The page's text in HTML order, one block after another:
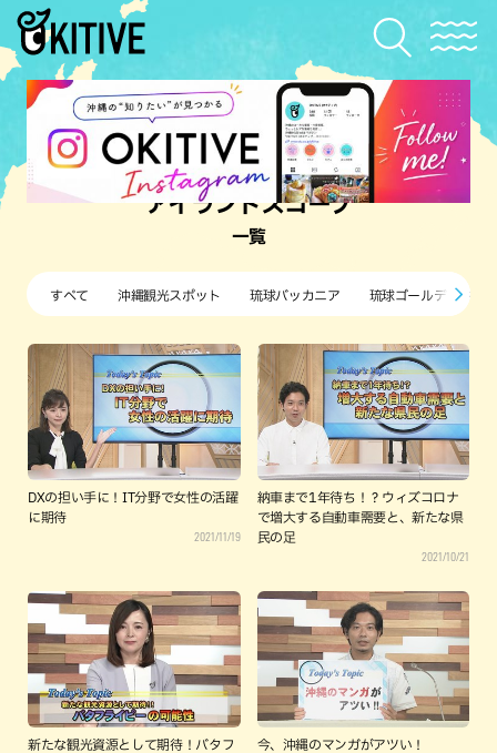
アイランドスコープ
一覧
すべて 沖縄観光スポット 琉球バッカニア 琉球ゴールデンキン
DXの担い手に！IT分野で女性の活躍
に期待
2021/11/19
納車まで1年待ち！？ウィズコロナ
で増大する自動車需要と、新たな県
民の足
2021/10/21
新たな観光資源として期待！バタフ
今、沖縄のマンガがアツい！